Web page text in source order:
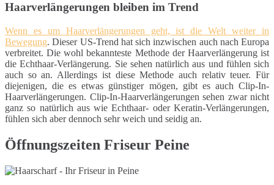
Haarverlängerungen bleiben im Trend
Wenn es um Haarverlängerungen geht, ist die Welt weiter in
Bewegung. Dieser US-Trend hat sich inzwischen auch nach Europa
verbreitet. Die wohl bekannteste Methode der Haarverlängerung ist
die Echthaar-Verlängerung. Sie sehen natürlich aus und fühlen sich
auch so an. Allerdings ist diese Methode auch relativ teuer. Für
diejenigen, die es etwas günstiger mögen, gibt es auch Clip-In-
Haarverlängerungen. Clip-In-Haarverlängerungen sehen zwar nicht
ganz so natürlich aus wie Echthaar- oder Keratin-Verlängerungen,
fühlen sich aber dennoch sehr weich und seidig an.
Öffnungszeiten Friseur Peine